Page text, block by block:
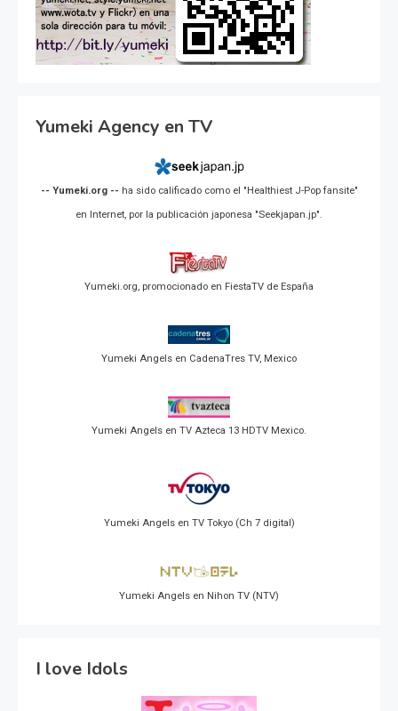
Yumeki Agency en TV
-- Yumeki.org -- ha sido calificado como el "Healthiest J-Pop fansite"
en Internet, por la publicación japonesa "Seekjapan.jp".
Yumeki.org, promocionado en FiestaTV de España
Yumeki Angels en CadenaTres TV, Mexico
Yumeki Angels en TV Azteca 13 HDTV Mexico.
Yumeki Angels en TV Tokyo (Ch 7 digital)
Yumeki Angels en Nihon TV (NTV)
I love Idols